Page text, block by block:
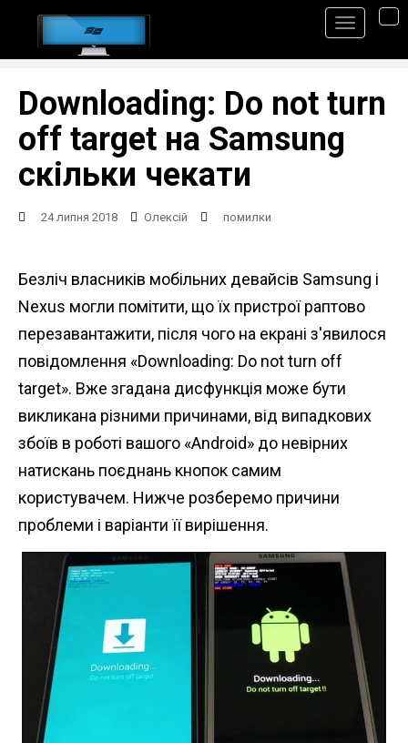
Downloading: Do not turn
off target на Samsung
скільки чекати
24 липня 2018 Олексій помилки
Безліч власників мобільних девайсів Samsung і
Nexus могли помітити, що їх пристрої раптово
перезавантажити, після чого на екрані з'явилося
повідомлення «Downloading: Do not turn off
target». Вже згадана дисфункція може бути
викликана різними причинами, від випадкових
збоїв в роботі вашого «Android» до невірних
натискань поєднань кнопок самим
користувачем. Нижче розберемо причини
проблеми і варіанти її вирішення.